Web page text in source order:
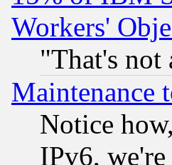
Workers'
"That's not
Maintenance
Notice
IPv6,